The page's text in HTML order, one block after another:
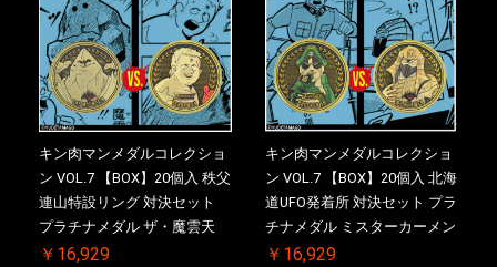
キン肉マンメダルコレクショ
ン VOL.7 【BOX】20個入 秩父
連山特設リング 対決セット
プラチナメダル ザ・魔雲天
VS. テリーマン 3.0 ケース付
￥16,929
キン肉マンメダルコレクショ
ン VOL.7 【BOX】20個入 北海
道UFO発着所 対決セット プラ
チナメダル ミスターカーメン
VS. ブロッケン Jr. 2.0 ケース
￥16,929